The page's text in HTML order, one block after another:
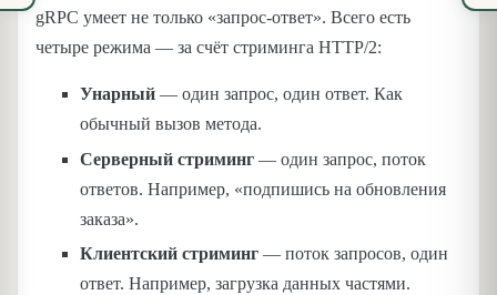
gRPC умеет не только «запрос-ответ». Всего есть
четыре режима — за счёт стриминга HTTP/2:
Унарный — один запрос, один ответ. Как
обычный вызов метода.
Серверный стриминг — один запрос, поток
ответов. Например, «подпишись на обновления
заказа».
Клиентский стриминг — поток запросов, один
ответ. Например, загрузка данных частями.